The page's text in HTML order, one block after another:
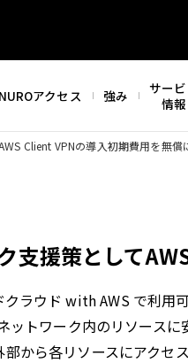
NUROアクセス 強み
サー
情報
Client VPNの導入初期費用を無償
支援策として
ラウド with AWS で利用
トワーク内のリソース
から各リソースにアクセス